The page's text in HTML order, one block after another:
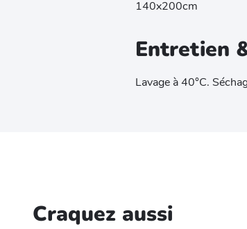
140x200cm
Entretien
Lavage à 40°C.
Craquez aussi